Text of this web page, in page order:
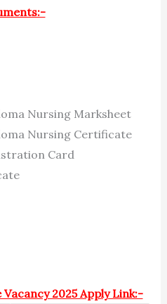
Nursing Marksheet
Nursing Certificate
Card
2025 Apply Link:-